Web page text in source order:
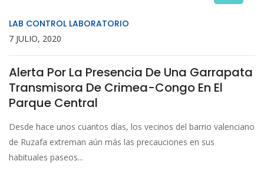
LAB CONTROL LABORATORIO
7 JULIO, 2020
Alerta Por La Presencia De Una Garrapata
Transmisora De Crimea-Congo En El
Parque Central
Desde hace unos cuantos días, los vecinos del barrio valenciano
de Ruzafa extreman aún más las precauciones en sus
habituales paseos...